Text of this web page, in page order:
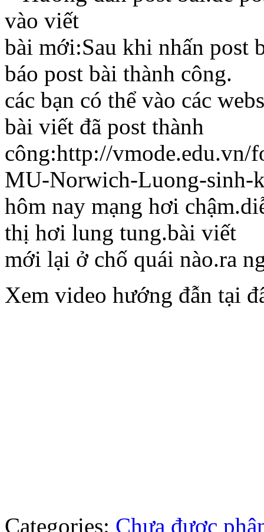
vào viết
bài mới:Sau khi nhấn post
báo post bài thành công.
các bạn có thể vào các
bài viết đã post thành
công:http://vmode.edu.vn/
MU-Norwich-Luong-sinh-
hôm nay mạng hơi
thị hơi lung tung.bài viết
mới lại ở chố quái nào.ra
Xem video hướng đẫn tại
Categories: Chưa được